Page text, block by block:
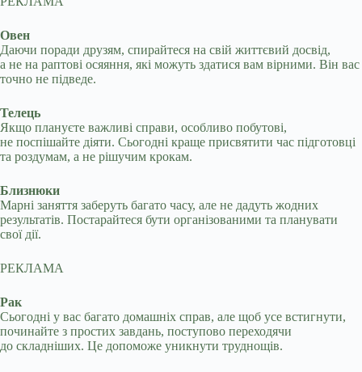
Овен
Даючи поради друзям, спирайтеся на свій життєвий досвід,
а не на раптові осяяння, які можуть здатися вам вірними. Він вас
точно не підведе.
Телець
Якщо плануєте важливі справи, особливо побутові,
не поспішайте діяти. Сьогодні краще присвятити час підготовці
та роздумам, а не рішучим крокам.
Близнюки
Марні заняття заберуть багато часу, але не дадуть жодних
результатів. Постарайтеся бути організованими та планувати
свої дії.
РЕКЛАМА
Рак
Сьогодні у вас багато домашніх справ, але щоб усе встигнути,
починайте з простих завдань, поступово переходячи
до складніших. Це допоможе уникнути труднощів.